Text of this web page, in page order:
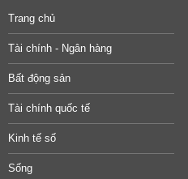
Trang chủ
Tài chính - Ngân hàng
Bất động sản
Tài chính quốc tế
Kinh tế số
Sống